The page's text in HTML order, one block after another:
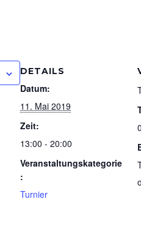
DETAILS
Datum:
11. Mai 2019
Zeit:
13:00 - 20:00
Veranstaltungskategorie
:
Turnier